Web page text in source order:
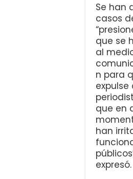
Se han
casos
que se
al
n para
expulse
que en
han
expresó.